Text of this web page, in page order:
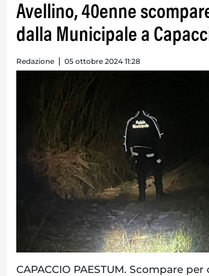
Avellino, 40enne
dalla Municipale a
Redazione 05 ottobre 2024 11:28
CAPACCIO PAESTUM. Scompare